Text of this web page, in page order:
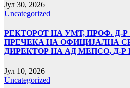
Јул 30, 2026
Uncategorized
РЕКТОРОТ НА УМТ, ПРОФ. Д-
ПРЕЧЕКА НА ОФИЦИЈАЛНА
ДИРЕКТОР НА АД МЕПСО, Д-
Јул 10, 2026
Uncategorized